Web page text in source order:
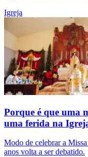
Igreja
Porque é que uma
uma ferida na
Modo de celebrar a
anos volta a ser debatido.